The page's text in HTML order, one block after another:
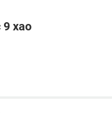
9 xao